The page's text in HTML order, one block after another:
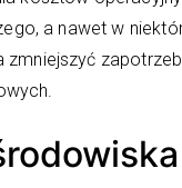
a nawet w
zmniejszyć